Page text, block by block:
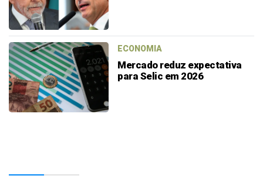
ECONOMIA
Mercado reduz expectativa
para Selic em 2026